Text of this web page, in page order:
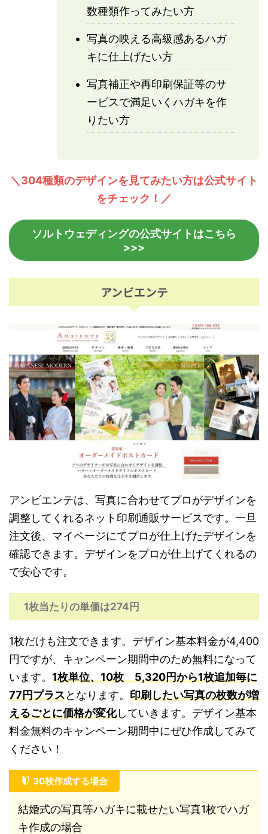
数種類作ってみたい方
写真の映える高級感あるハガ
キに仕上げたい方
写真補正や再印刷保証等のサ
ービスで満足いくハガキを作
りたい方
＼304種類のデザインを見てみたい方は公式サイト
をチェック！／
ソルトウェディングの公式サイトはこちら
>>>
アンビエンテ
アンビエンテは、写真に合わせてプロがデザインを
調整してくれるネット印刷通販サービスです。一旦
注文後、マイページにてプロが仕上げたデザインを
確認できます。デザインをプロが仕上げてくれるの
で安心です。
1枚当たりの単価は274円
1枚だけも注文できます。デザイン基本料金が4,400
円ですが、キャンペーン期間中のため無料になって
います。 1枚単位、10枚 5,320円から1枚追加毎に
77円プラスとなります。 印刷したい写真の枚数が増
えるごとに価格が変化していきます。デザイン基本
料金無料のキャンペーン期間中にぜひ作成してみて
ください！
30枚作成する場合
結婚式の写真等ハガキに載せたい写真1枚でハガ
キ作成の場合